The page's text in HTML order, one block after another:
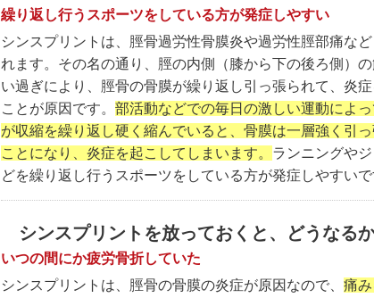
繰り返し行うスポーツをしている方が発症しやすい
シンスプリントは、脛骨過労性骨膜炎や過労性脛部痛な
れます。その名の通り、脛の内側（膝から下の後ろ側）
い過ぎにより、脛骨の骨膜が繰り返し引っ張られて、炎
ことが原因です。 部活動などでの毎日の激しい運動によ
が収縮を繰り返し硬く縮んでいると、骨膜は一層強く引
ことになり、炎症を起こしてしまいます。 ランニングや
どを繰り返し行うスポーツをしている方が発症しやすいで
シンスプリントを放っておくと、どうなる
いつの間にか疲労骨折していた
シンスプリントは、脛骨の骨膜の炎症が原因なので、 痛